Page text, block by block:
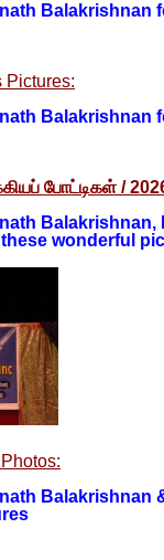
Pictures:
போட்டிகள் /
Balakrishnan,
wonderful
Balakrishnan